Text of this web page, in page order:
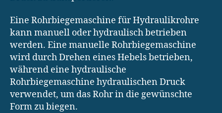
Eine Rohrbiegemaschine für Hydraulikrohre
kann manuell oder hydraulisch betrieben
werden. Eine manuelle Rohrbiegemaschine
wird durch Drehen eines Hebels betrieben,
während eine hydraulische
Rohrbiegemaschine hydraulischen Druck
verwendet, um das Rohr in die gewünschte
Form zu biegen.